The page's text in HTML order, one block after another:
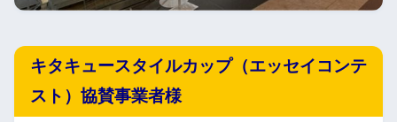
キタキュースタイルカップ（エッセイコンテ
スト）協賛事業者様